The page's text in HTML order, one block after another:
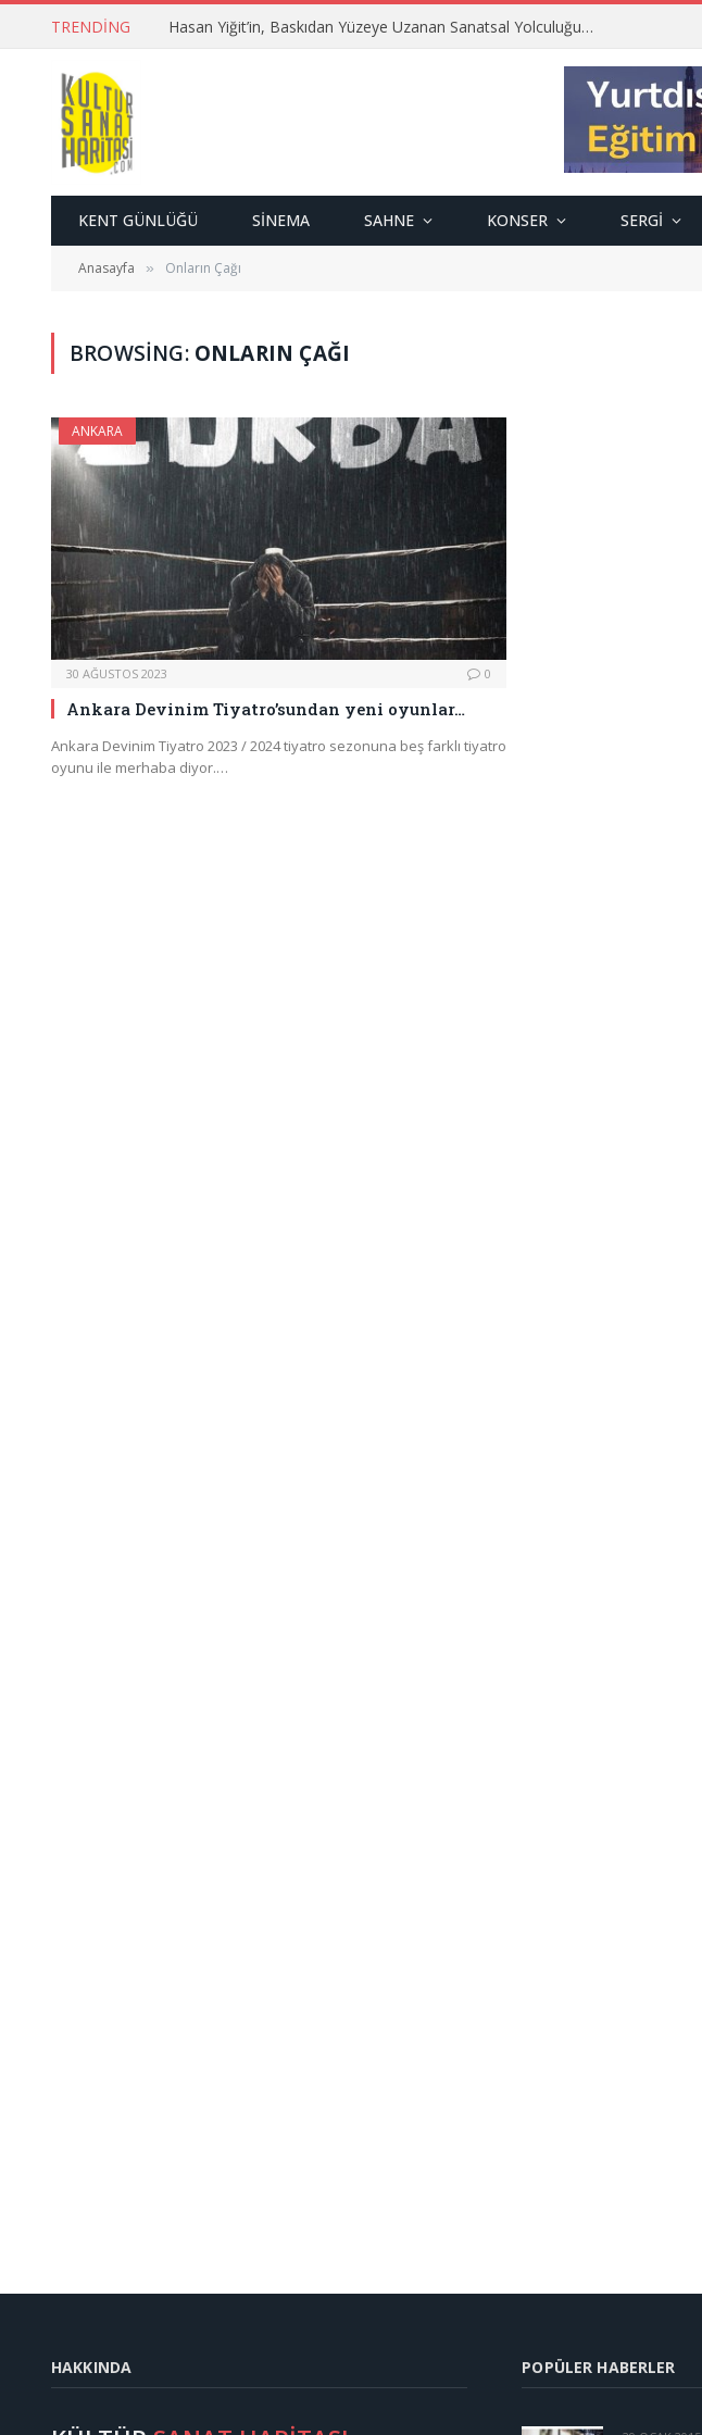
TRENDING Hasan Yiğit’in, Baskıdan Yüzeye Uzanan Sanatsal Yolculuğu…
KENT GÜNLÜĞÜ SINEMA SAHNE KONSER SERGI
Anasayfa » Onların Çağı
BROWSING: ONLARIN ÇAĞI
ANKARA
30 AĞUSTOS 2023 0
Ankara Devinim Tiyatro’sundan yeni oyunlar…
Ankara Devinim Tiyatro 2023 / 2024 tiyatro sezonuna beş farklı tiyatro
oyunu ile merhaba diyor.…
HAKKINDA POPÜLER HABERLER